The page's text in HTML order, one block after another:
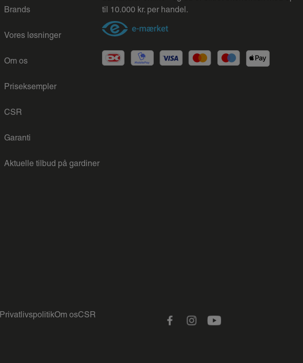
Brands
Vores løsninger
Om os
Priseksempler
CSR
Garanti
Aktuelle tilbud på gardiner
til 10.000 kr. per handel.
PrivatlivspolitikOm osCSR
FacebookInstagramYoutube